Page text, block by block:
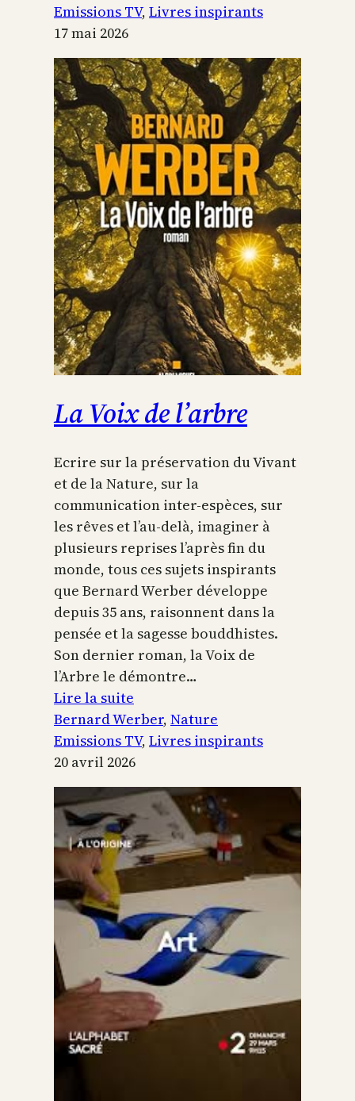
Cyrulnik,
petits
bonheurs
Emissions TV, Livres inspirants
17 mai 2026
La Voix de l’arbre
Ecrire sur la préservation du Vivant
et de la Nature, sur la
communication inter-espèces, sur
les rêves et l’au-delà, imaginer à
plusieurs reprises l’après fin du
monde, tous ces sujets inspirants
que Bernard Werber développe
depuis 35 ans, raisonnent dans la
pensée et la sagesse bouddhistes.
Son dernier roman, la Voix de
l’Arbre le démontre…
Lire la suite
La
Voix
de
l’arbre
Bernard Werber, Nature
Emissions TV, Livres inspirants
20 avril 2026